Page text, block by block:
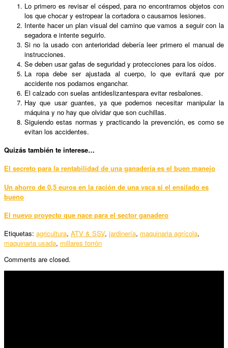
Lo primero es revisar el césped, para no encontrarnos objetos con
los que chocar y estropear la cortadora o causarnos lesiones.
Intente hacer un plan visual del camino que vamos a seguir con la
segadora e intente seguirlo.
Si no la usado con anterioridad debería leer primero el manual de
instrucciones.
Se deben usar gafas de seguridad y protecciones para los oídos.
La ropa debe ser ajustada al cuerpo, lo que evitará que por
accidente nos podamos enganchar.
El calzado con suelas antideslizantespara evitar resbalones.
Hay que usar guantes, ya que podemos necesitar manipular la
máquina y no hay que olvidar que son cuchillas.
Siguiendo estas normas y practicando la prevención, es como se
evitan los accidentes.
Quizás también te interese…
El secreto para la rentabilidad de una ganadería es el buen manejo
Un ahorro de 0,5 euros en la ración de una vaca si el ensilado es
bueno
El nuevo proyecto que nace para el sector ganadero
Etiquetas: agricultura, ATV & SSV, jardinería, maquinaria agrícola,
maquinaria usada, millares torrón
Comments are closed.